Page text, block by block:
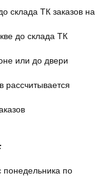
склада ТК заказов на
до склада ТК
или до двери
рассчитывается
понедельника по